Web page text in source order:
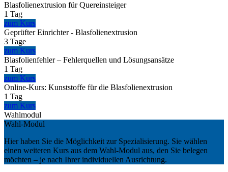
Blasfolienextrusion für Quereinsteiger
1 Tag
zum Kurs
Geprüfter Einrichter - Blasfolienextrusion
3 Tage
zum Kurs
Blasfolienfehler – Fehlerquellen und Lösungsansätze
1 Tag
zum Kurs
Online-Kurs: Kunststoffe für die Blasfolienextrusion
1 Tag
zum Kurs
Wahlmodul
Wahl-Modul
Hier haben Sie die Möglichkeit zur Spezialisierung. Sie wählen
einen weiteren Kurs aus dem Wahl-Modul aus, den Sie belegen
möchten – je nach Ihrer individuellen Ausrichtung.